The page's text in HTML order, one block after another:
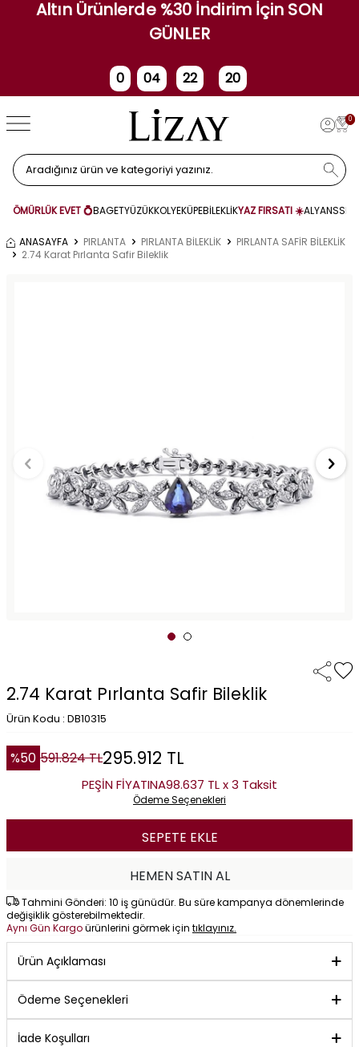
Altın Ürünlerde %30 İndirim İçin SON
GÜNLER
0
Gün
04
Saat
22 19
0
ÖMÜRLÜK EVET 💍BAGETYÜZÜKKOLYEKÜPEBİLEKLİKYAZ FIRSATI ☀️ALYANS
ANASAYFA PIRLANTA PIRLANTA BİLEKLİK
PIRLANTA SAFİR BİLEKLİK
2.74 Karat Pırlanta Safir Bileklik
2.74 Karat Pırlanta Safir Bileklik
Ürün Kodu : DB10315
%50 591.824TL295.912 TL
PEŞİN FİYATINA98.637 TL x 3 Taksit
Ödeme Seçenekleri
SEPETE EKLE
HEMEN SATIN AL
Tahmini Gönderi: 10 iş günüdür. Bu süre kampanya dönemlerinde
değişiklik gösterebilmektedir.
Aynı Gün Kargoürünlerini görmek için tıklayınız.
Ürün Açıklaması
Ödeme Seçenekleri
İade Koşulları